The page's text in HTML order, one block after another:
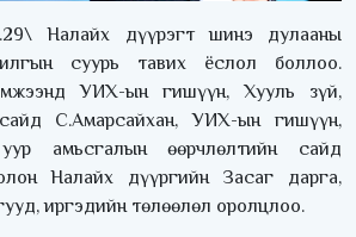
Налайх дүүрэгт шинэ дулааны
суурь тавих ёслол боллоо.
УИХ-ын гишүүн, Хууль зүй,
С.Амарсайхан, УИХ-ын гишүүн,
амьсгалын өөрчлөлтийн сайд
Налайх дүүргийн Засаг дарга,
иргэдийн төлөөлөл оролцлоо.